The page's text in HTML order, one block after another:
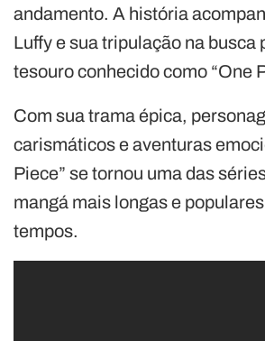
andamento. A história
Luffy e sua tripulação na busca
tesouro conhecido como “One
Com sua trama épica,
carismáticos e aventuras
Piece” se tornou uma das
mangá mais longas e
tempos.